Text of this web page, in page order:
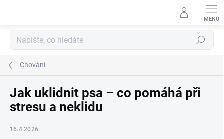
Hledat
Chování
Jak uklidnit psa – co pomáhá při
stresu a neklidu
16.4.2026